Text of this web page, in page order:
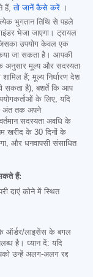
हैं,तो जानें कैसे करें ।
भुगतान तिथि से पहले
भेजा जाएगा। ट्रायल
उपयोग केवल एक
जा सकता है। आपकी
अनुसार मूल्य और सदस्यता
शामिल हैं; मूल्य निर्धारण देश
सकता है), बशर्ते कि आप
के लिए, यदि
अंत तक अपने
सदस्यता अवधि के
खरीद के 30 दिनों के
और धनवापसी संसाधित
हैं:
दाएं कोने में स्थित
ऑर्डर/लाइसेंस के बगल
है। ध्यान दें: यदि
उन्हें अलग-अलग रद्द